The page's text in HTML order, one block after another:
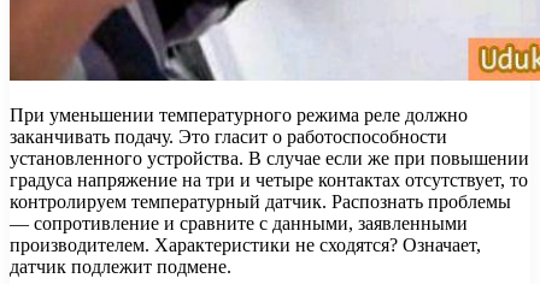
При уменьшении температурного режима реле должно
заканчивать подачу. Это гласит о работоспособности
установленного устройства. В случае если же при повышении
градуса напряжение на три и четыре контактах отсутствует, то
контролируем температурный датчик. Распознать проблемы
— сопротивление и сравните с данными, заявленными
производителем. Характеристики не сходятся? Означает,
датчик подлежит подмене.